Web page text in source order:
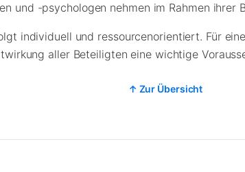
und -psychologen nehmen im Rahmen ihrer
individuell und ressourcenorientiert. Für
aller Beteiligten eine wichtige
↑ Zur Übersicht